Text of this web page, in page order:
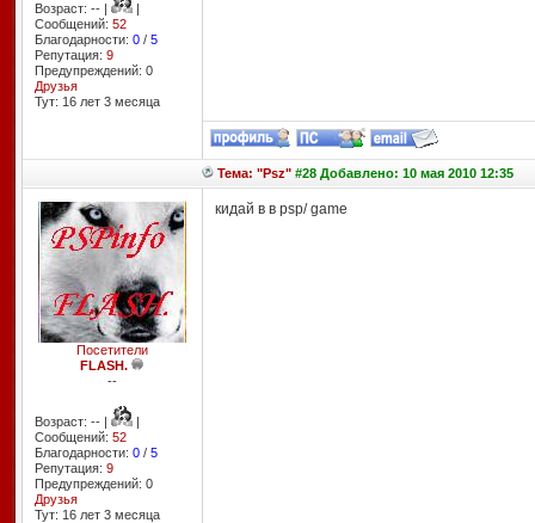
Возраст: -- |
|
Сообщений: 52
Благодарности: 0/ 5
Репутация: 9
Предупреждений: 0
Друзья
Тут: 16 лет 3 месяцa
Тема: "Psz"#28 Добавлено: 10 мая 2010 12:35
Посетители
FLASH.
--
Возраст: -- |
|
Сообщений: 52
Благодарности: 0/ 5
Репутация: 9
Предупреждений: 0
Друзья
Тут: 16 лет 3 месяцa
кидай в в psp/ game